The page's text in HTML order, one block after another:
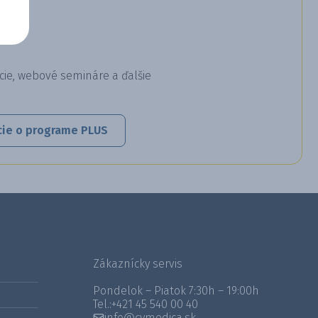
webové semináre a ďalšie
o programe PLUS
Zákaznícky servis
Pondelok – Piatok 7:30h – 19:00h
Tel.:+421 45 540 00 40